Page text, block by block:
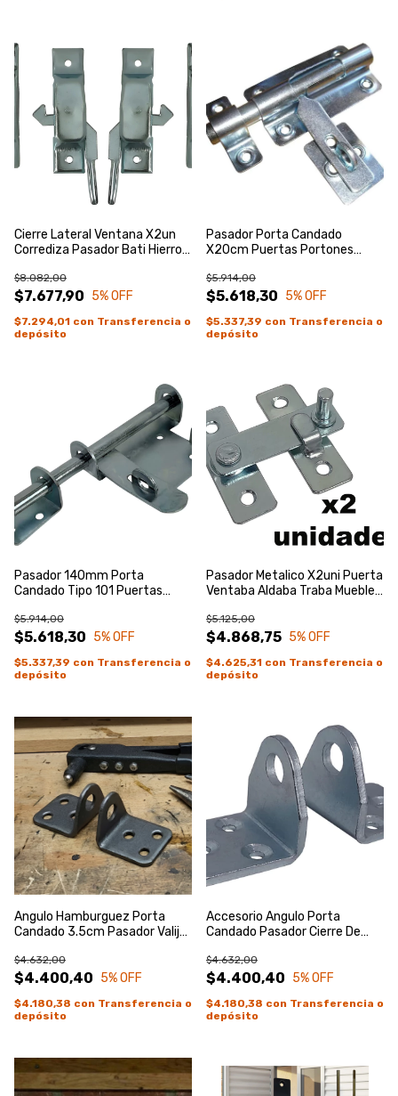
Cierre Lateral Ventana X2un
Corrediza Pasador Bati Hierro
$7.677,90
$8.082,00
5% OFF
$7.294,01 con Transferencia o
depósito
Pasador Porta Candado
X20cm Puertas Portones
$5.618,30
$5.914,00
5% OFF
$5.337,39 con Transferencia o
depósito
Pasador 140mm Porta
Candado Tipo 101 Puertas
$5.618,30
$5.914,00
5% OFF
$5.337,39 con Transferencia o
depósito
Pasador Metalico X2uni Puerta
Ventaba Aldaba Traba Mueble
$4.868,75
$5.125,00
5% OFF
$4.625,31 con Transferencia o
depósito
Angulo Hamburguez Porta
Candado 3.5cm Pasador Valija
$4.400,40
$4.632,00
5% OFF
$4.180,38 con Transferencia o
depósito
Accesorio Angulo Porta
Candado Pasador Cierre De
$4.400,40
$4.632,00
5% OFF
$4.180,38 con Transferencia o
depósito